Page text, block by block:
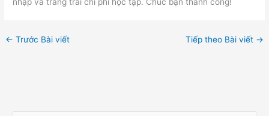
← Trước Bài viết Tiếp theo Bài viết →